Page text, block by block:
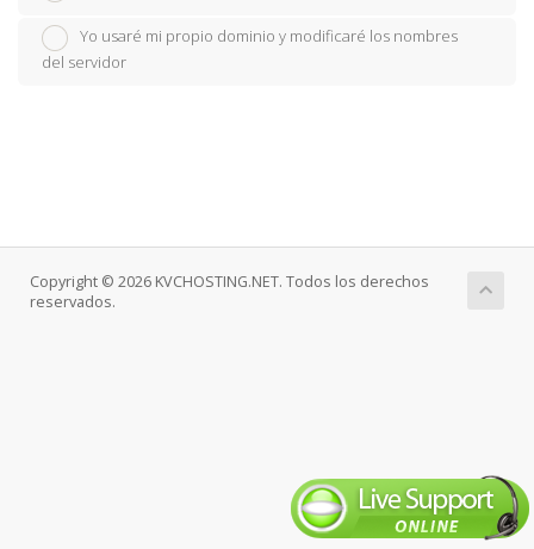
Yo usaré mi propio dominio y modificaré los nombres
del servidor
Copyright © 2026 KVCHOSTING.NET. Todos los derechos
reservados.